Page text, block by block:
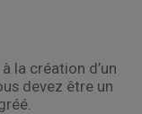
la création d’un
devez être un